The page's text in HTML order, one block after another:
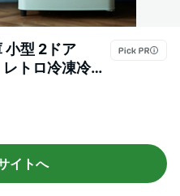
型 2ドア
トロ冷凍冷蔵
おしゃれ レ
新生活 一人暮
イトへ